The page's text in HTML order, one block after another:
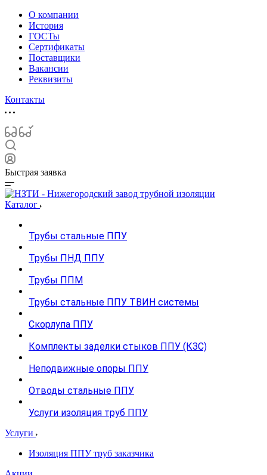
О компании
История
ГОСТы
Сертификаты
Поставщики
Вакансии
Реквизиты
Контакты
Быстрая заявка
Каталог
Трубы стальные ППУ
Трубы ПНД ППУ
Трубы ППМ
Трубы стальные ППУ ТВИН системы
Скорлупа ППУ
Комплекты заделки стыков ППУ (КЗС)
Неподвижные опоры ППУ
Отводы стальные ППУ
Услуги изоляция труб ППУ
Услуги
Изоляция ППУ труб заказчика